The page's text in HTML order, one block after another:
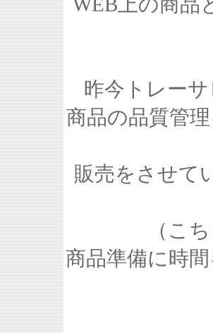
昨今トレー
商品の品質管
販売をさせて
（こ
商品準備に時